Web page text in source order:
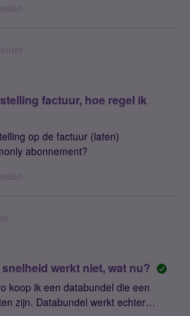
best wat duurder zijn.Simyo, doe er
kan geen netwetk vinden. Tot op
naar toe bellen en niemand kan
Jullie hebben de mail met
en pincode NIET
samen korting mijn gegevens
factuur, hoe regel ik
op de factuur (laten)
abonnement?
werkt niet, wat nu?
koop ik een databundel die een
zijn. Databundel werkt echter